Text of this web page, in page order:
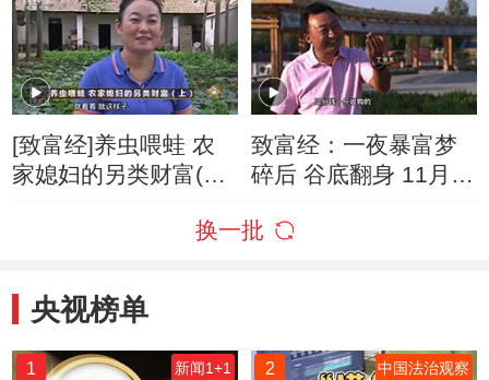
[致富经]养虫喂蛙 农
家媳妇的另类财富(上)
致富经：一夜暴富梦
碎后 谷底翻身 11月3
换一批
央视榜单
1 新闻1+1 2 中国法治观察